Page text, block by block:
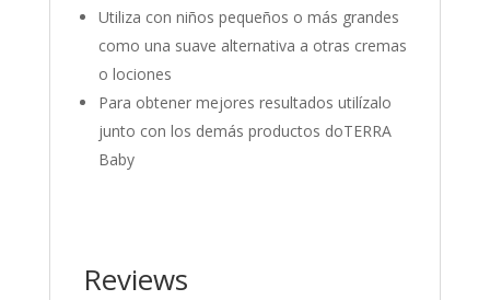
Utiliza con niños pequeños o más grandes
como una suave alternativa a otras cremas
o lociones
Para obtener mejores resultados utilízalo
junto con los demás productos doTERRA
Baby
Reviews